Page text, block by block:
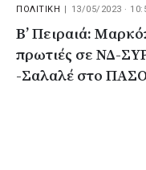
ΠΟΛΙΤΙΚΗ 13/05/2023 ·
B’ Πειραιά:
πρωτιές σε ΝΔ-
-Σαλαλέ στο